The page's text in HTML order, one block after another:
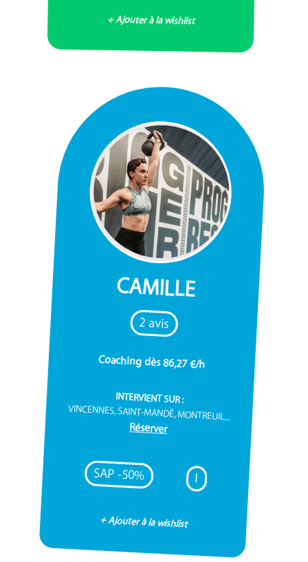
+ Ajouter à la wishlist
CAMILLE
2 avis
Coaching dès 86,27 €/h
INTERVIENT SUR :
VINCENNES, SAINT-MANDÉ, MONTREUIL...
Réserver
SAP -50% I
+ Ajouter à la wishlist